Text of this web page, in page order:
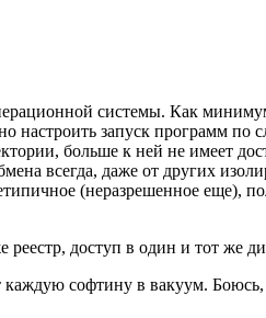
системы. Как
настроить запуск программ по
больше к ней не имеет
всегда, даже от других
(неразрешенное еще),
доступ в один и тот же
софтину в вакуум.